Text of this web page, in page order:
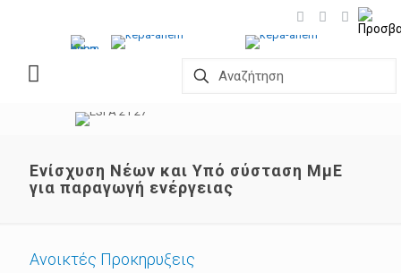
Ενίσχυση Νέων και Υπό σύσταση ΜμΕ
για παραγωγή ενέργειας
Ανοικτές Προκηρυξεις